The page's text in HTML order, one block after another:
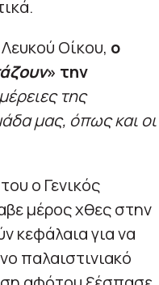
Οίκου, ο
» την
της
μας, όπως και οι
ο Γενικός
μέρος χθες στην
κεφάλαια για να
παλαιστινιακό